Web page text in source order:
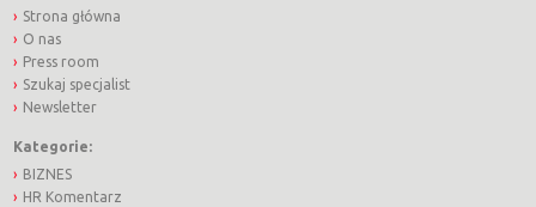
Strona główna
O nas
Press room
Szukaj specjalist
Newsletter
Kategorie:
BIZNES
HR Komentarz